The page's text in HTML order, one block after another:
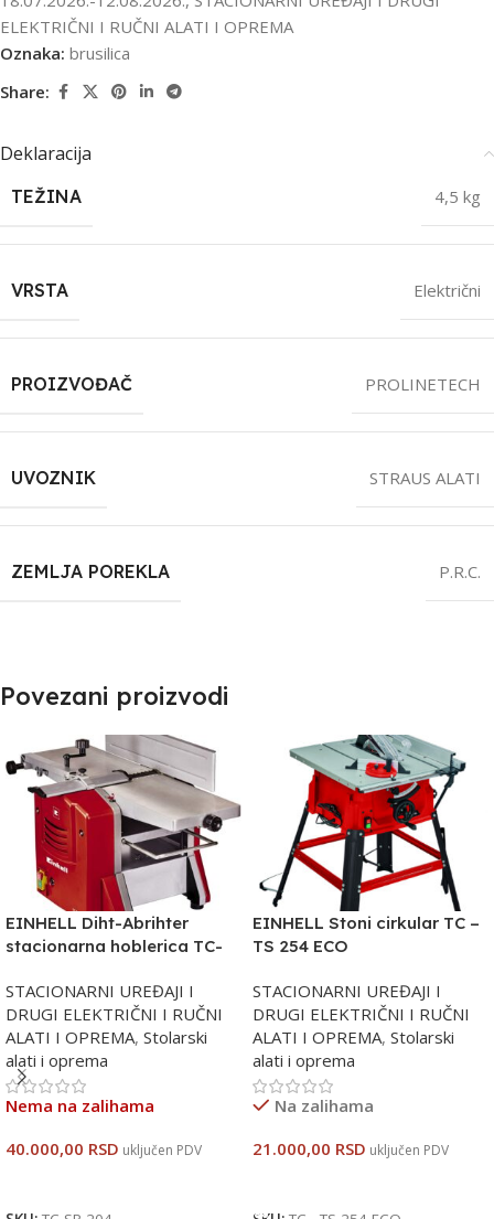
ELEKTRIČNI I RUČNI ALATI I OPREMA
Oznaka: brusilica
Share:
Deklaracija
TEŽINA 4,5 kg
VRSTA Električni
PROIZVOĐAČ PROLINETECH
UVOZNIK STRAUS ALATI
ZEMLJA POREKLA P.R.C.
Povezani proizvodi
EINHELL Diht-Abrihter
stacionarna hoblerica TC-
STACIONARNI UREĐAJI I
DRUGI ELEKTRIČNI I RUČNI
ALATI I OPREMA, Stolarski
alati i oprema
Nema na zalihama
40.000,00 RSD uključen PDV
EINHELL Stoni cirkular TC –
TS 254 ECO
STACIONARNI UREĐAJI I
DRUGI ELEKTRIČNI I RUČNI
ALATI I OPREMA, Stolarski
alati i oprema
Na zalihama
21.000,00 RSD uključen PDV